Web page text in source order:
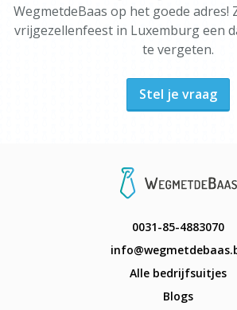
WegmetdeBaas op het goede adres!
vrijgezellenfeest in Luxemburg een
te vergeten.
Stel je vraag
0031-85-4883070
Alle bedrijfsuitjes
Blogs